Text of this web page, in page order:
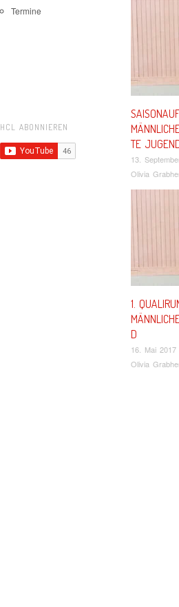
Termine
HCL ABONNIEREN
TE
13.
Olivia
1.
D
16. Mai 2017
Olivia